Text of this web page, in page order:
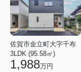
佐賀市金立町大字千布
3LDK (95.58㎡)
1,988万円